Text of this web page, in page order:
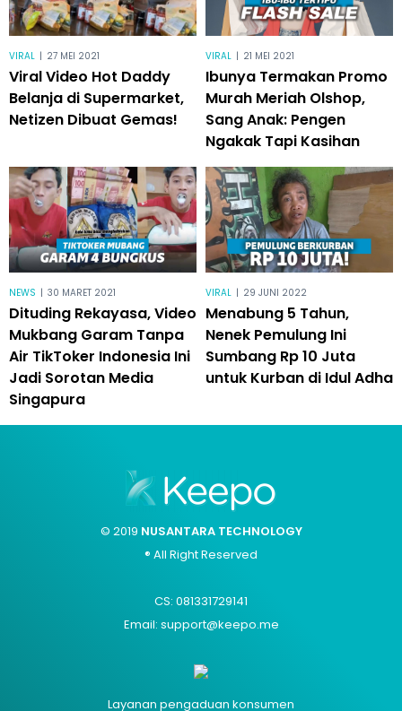
VIRAL | 27 MEI 2021
Viral Video Hot Daddy
Belanja di Supermarket,
Netizen Dibuat Gemas!
VIRAL | 21 MEI 2021
Ibunya Termakan Promo
Murah Meriah Olshop,
Sang Anak: Pengen
Ngakak Tapi Kasihan
NEWS | 30 MARET 2021
Dituding Rekayasa, Video
Mukbang Garam Tanpa
Air TikToker Indonesia Ini
Jadi Sorotan Media
Singapura
VIRAL | 29 JUNI 2022
Menabung 5 Tahun,
Nenek Pemulung Ini
Sumbang Rp 10 Juta
untuk Kurban di Idul Adha
© 2019 NUSANTARA TECHNOLOGY
® All Right Reserved
CS: 081331729141
Email: support@keepo.me
Layanan pengaduan konsumen